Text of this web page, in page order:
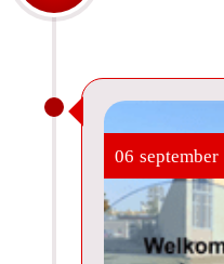
06 september